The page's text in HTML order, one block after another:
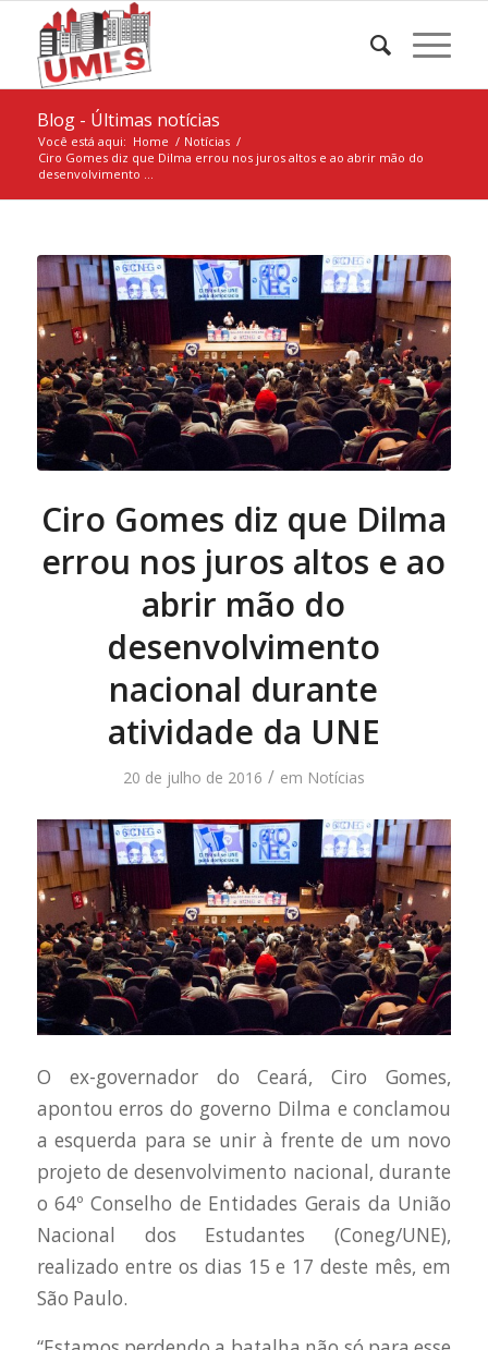
Blog - Últimas notícias
Você está aqui: Home / Notícias /
Ciro Gomes diz que Dilma errou nos juros altos e ao abrir mão do
desenvolvimento ...
Ciro Gomes diz que Dilma
errou nos juros altos e ao
abrir mão do
desenvolvimento
nacional durante
atividade da UNE
20 de julho de 2016 / em Notícias
O ex-governador do Ceará, Ciro Gomes,
apontou erros do governo Dilma e conclamou
a esquerda para se unir à frente de um novo
projeto de desenvolvimento nacional, durante
o 64º Conselho de Entidades Gerais da União
Nacional dos Estudantes (Coneg/UNE),
realizado entre os dias 15 e 17 deste mês, em
São Paulo.